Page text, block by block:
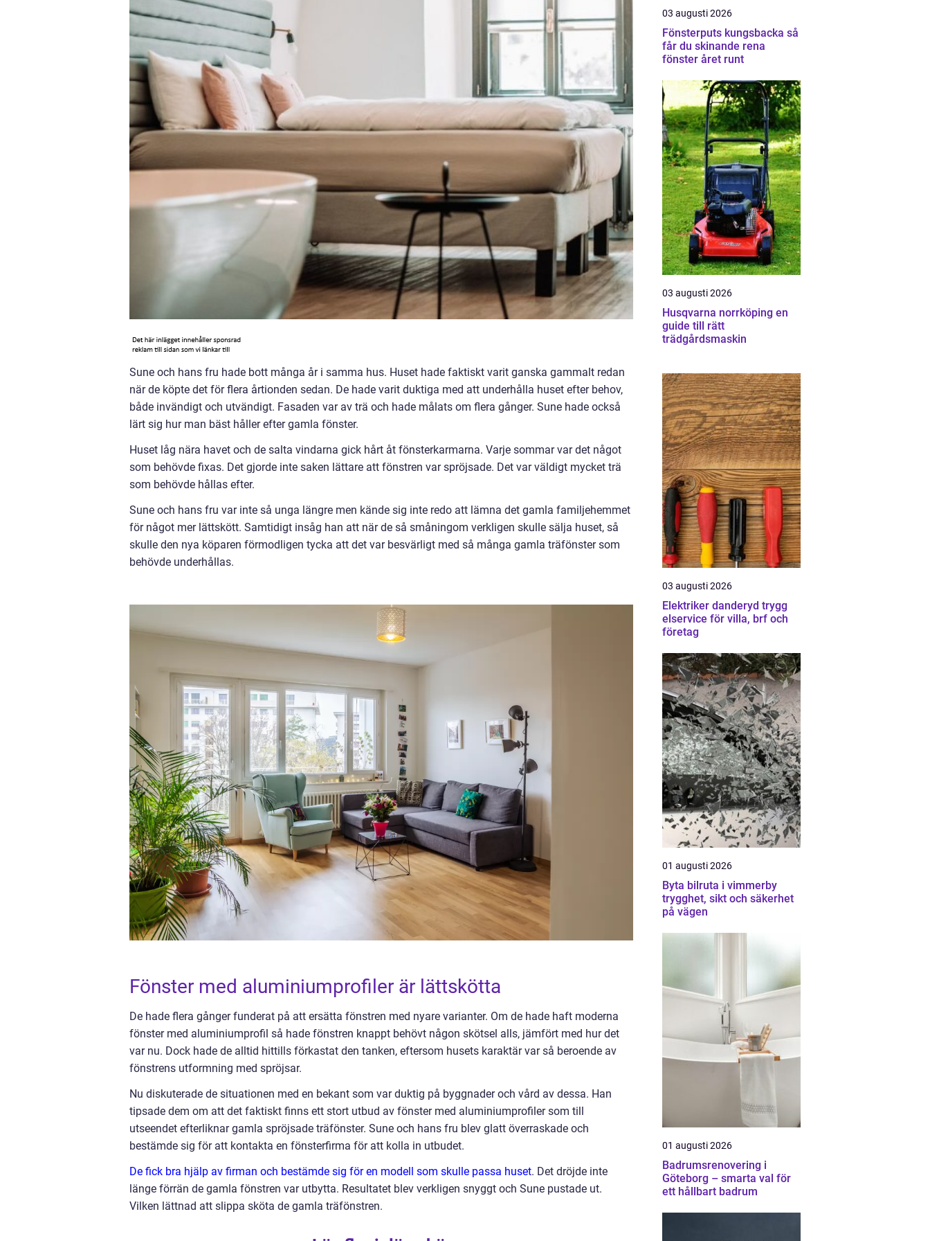
Sune och hans fru hade bott många år i samma hus. Huset hade faktiskt varit ganska gammalt redan
när de köpte det för flera årtionden sedan. De hade varit duktiga med att underhålla huset efter behov,
både invändigt och utvändigt. Fasaden var av trä och hade målats om flera gånger. Sune hade också
lärt sig hur man bäst håller efter gamla fönster.
Huset låg nära havet och de salta vindarna gick hårt åt fönsterkarmarna. Varje sommar var det något
som behövde fixas. Det gjorde inte saken lättare att fönstren var spröjsade. Det var väldigt mycket trä
som behövde hållas efter.
Sune och hans fru var inte så unga längre men kände sig inte redo att lämna det gamla familjehemmet
för något mer lättskött. Samtidigt insåg han att när de så småningom verkligen skulle sälja huset, så
skulle den nya köparen förmodligen tycka att det var besvärligt med så många gamla träfönster som
behövde underhållas.
Fönster med aluminiumprofiler är lättskötta
De hade flera gånger funderat på att ersätta fönstren med nyare varianter. Om de hade haft moderna
fönster med aluminiumprofil så hade fönstren knappt behövt någon skötsel alls, jämfört med hur det
var nu. Dock hade de alltid hittills förkastat den tanken, eftersom husets karaktär var så beroende av
fönstrens utformning med spröjsar.
Nu diskuterade de situationen med en bekant som var duktig på byggnader och vård av dessa. Han
tipsade dem om att det faktiskt finns ett stort utbud av fönster med aluminiumprofiler som till
utseendet efterliknar gamla spröjsade träfönster. Sune och hans fru blev glatt överraskade och
bestämde sig för att kontakta en fönsterfirma för att kolla in utbudet.
De fick bra hjälp av firman och bestämde sig för en modell som skulle passa huset. Det dröjde inte
länge förrän de gamla fönstren var utbytta. Resultatet blev verkligen snyggt och Sune pustade ut.
Vilken lättnad att slippa sköta de gamla träfönstren.
03 augusti 2026
Fönsterputs kungsbacka så
får du skinande rena
fönster året runt
03 augusti 2026
Husqvarna norrköping en
guide till rätt
trädgårdsmaskin
03 augusti 2026
Elektriker danderyd trygg
elservice för villa, brf och
företag
01 augusti 2026
Byta bilruta i vimmerby
trygghet, sikt och säkerhet
på vägen
01 augusti 2026
Badrumsrenovering i
Göteborg – smarta val för
ett hållbart badrum